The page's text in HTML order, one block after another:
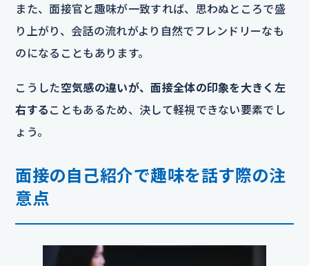
また、面接官と趣味が一致すれば、思わぬところで盛
り上がり、会話の流れがより自然でフレンドリーなも
のになることもあります。
こうした空気感の違いが、面接全体の印象を大きく左
右する こともあるため、決して軽視できない要素でし
ょう。
面接の自己紹介で趣味を話す際の注
意点